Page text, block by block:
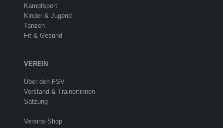
Kampfsport
Kinder & Jugend
Tanzen
Fit & Gesund
VEREIN
Über den FSV
Vorstand & Trainer:innen
Satzung
Vereins-Shop